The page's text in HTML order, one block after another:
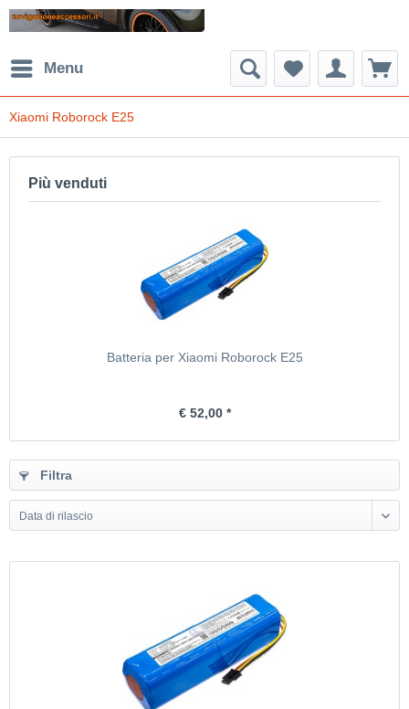
Menu
Xiaomi Roborock E25
Più venduti
Batteria per Xiaomi Roborock E25
€ 52,00 *
Filtra
Data di rilascio